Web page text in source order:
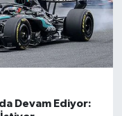
Devam Ediyor: